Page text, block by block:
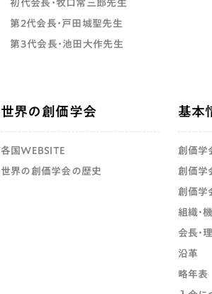
初代会長・牧口常三郎先生
第2代会長・戸田城聖先生
第3代会長・池田大作先生
世界の創価学会
各国WEBSITE
世界の創価学会の歴史
基本
創価学
創価学
創価学
組織・
会長・
沿革
略年表